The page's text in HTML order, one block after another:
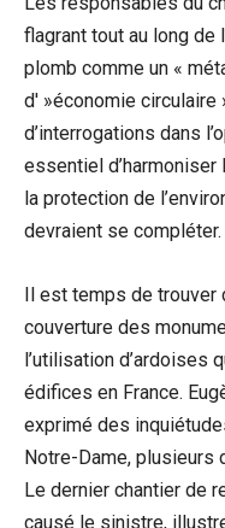
flagrant tout au long de
plomb comme un «
d' »économie circulaire
d’interrogations dans
essentiel
la protection de
devraient se compléter.
Il est temps de
couverture des
l’utilisation d’ardoises
édifices en France.
exprimé des
Notre-Dame, plusieurs
Le dernier chantier de
causé le sinistre,